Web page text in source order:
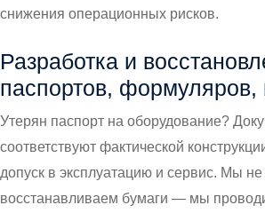
снижения операционных рисков.
Разработка и
паспортов, формуляров,
Утерян паспорт на оборудование?
соответствуют фактической
допуск в эксплуатацию и сервис. Мы не
восстанавливаем бумаги — мы